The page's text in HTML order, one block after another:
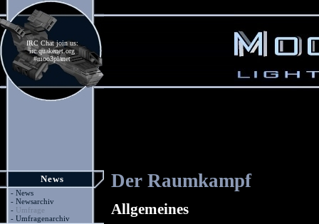
IRC Chat join us:
irc.quakenet.org
#moo3planet
News
- News
- Newsarchiv
- Umfrage
- Umfragenarchiv
Der Raumkampf
Allgemeines